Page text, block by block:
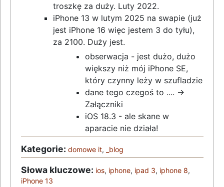
troszkę za duży. Luty 2022.
iPhone 13 w lutym 2025 na swapie (już
jest iPhone 16 więc jestem 3 do tyłu),
za 2100. Duży jest.
obserwacja - jest dużo, dużo
większy niż mój iPhone SE,
który czynny leży w szufladzie
dane tego czegoś to .... ->
Załączniki
iOS 18.3 - ale skane w
aparacie nie działa!
Kategorie: domowe it, _blog
Słowa kluczowe: ios, iphone, ipad 3, iphone 8,
iPhone 13